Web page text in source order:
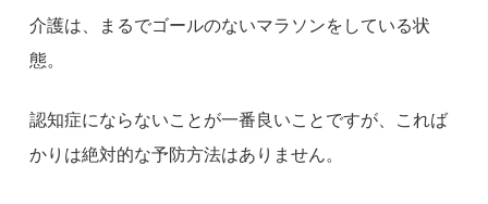
介護は、まるでゴールのないマラソンをしている状
態。
認知症にならないことが一番良いことですが、これば
かりは絶対的な予防方法はありません。